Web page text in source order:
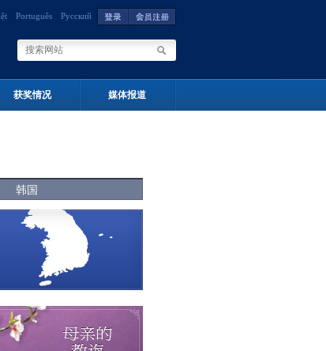
Português Русский
获奖情况 媒体报道
韩国